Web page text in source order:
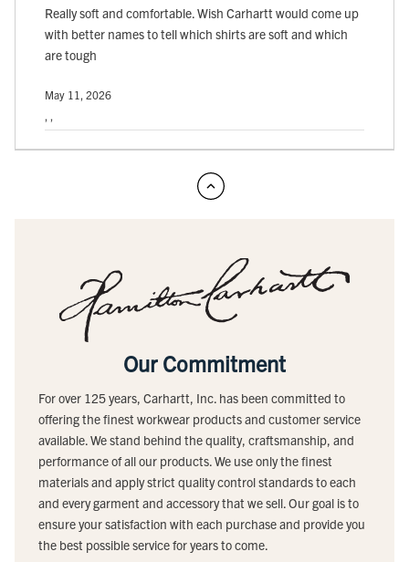
Really soft and comfortable. Wish Carhartt would come up
with better names to tell which shirts are soft and which
are tough
May 11, 2026
Our Commitment
For over 125 years, Carhartt, Inc. has been committed to
offering the finest workwear products and customer service
available. We stand behind the quality, craftsmanship, and
performance of all our products. We use only the finest
materials and apply strict quality control standards to each
and every garment and accessory that we sell. Our goal is to
ensure your satisfaction with each purchase and provide you
the best possible service for years to come.